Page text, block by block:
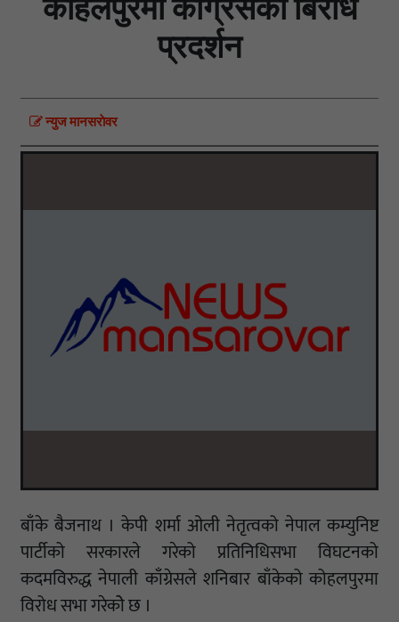
प्रदर्शन
न्युज मानसराेवर
बाँके बैजनाथ । केपी शर्मा ओली नेतृत्वको नेपाल कम्युनिष्ट
पार्टीको सरकारले गरेको प्रतिनिधिसभा विघटनको
कदमविरुद्ध नेपाली काँग्रेसले शनिबार बाँकेको कोहलपुरमा
विरोध सभा गरेकोे छ ।